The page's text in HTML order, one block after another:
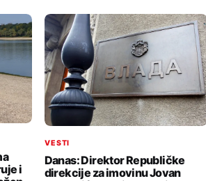
i
VESTI
Danas: Direktor Republičke
direkcije za imovinu Jovan